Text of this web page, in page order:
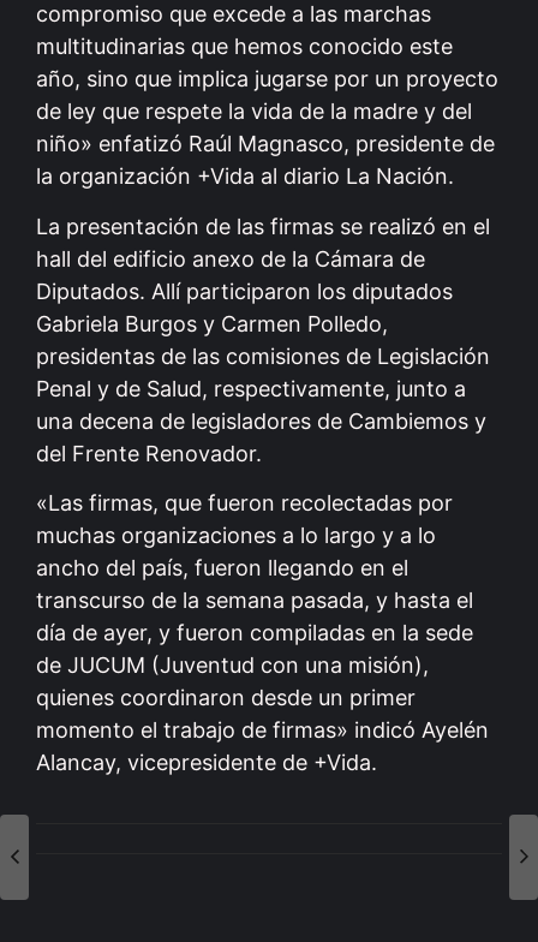
compromiso que excede a las marchas
multitudinarias que hemos conocido este
año, sino que implica jugarse por un proyecto
de ley que respete la vida de la madre y del
niño» enfatizó Raúl Magnasco, presidente de
la organización +Vida al diario La Nación.
La presentación de las firmas se realizó en el
hall del edificio anexo de la Cámara de
Diputados. Allí participaron los diputados
Gabriela Burgos y Carmen Polledo,
presidentas de las comisiones de Legislación
Penal y de Salud, respectivamente, junto a
una decena de legisladores de Cambiemos y
del Frente Renovador.
«Las firmas, que fueron recolectadas por
muchas organizaciones a lo largo y a lo
ancho del país, fueron llegando en el
transcurso de la semana pasada, y hasta el
día de ayer, y fueron compiladas en la sede
de JUCUM (Juventud con una misión),
quienes coordinaron desde un primer
momento el trabajo de firmas» indicó Ayelén
Alancay, vicepresidente de +Vida.